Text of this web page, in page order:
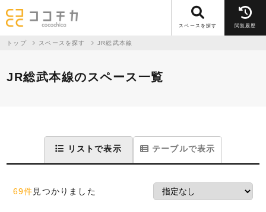
スペースを探す 閲覧履歴
トップ スペースを探す JR総武本線
JR総武本線のスペース一覧
リストで表示 テーブルで表示
69件 見つかりました